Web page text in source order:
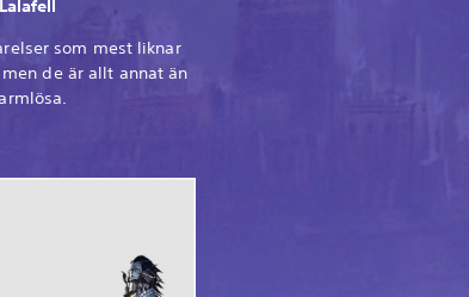
Lalafell
som mest liknar
de är allt annat än